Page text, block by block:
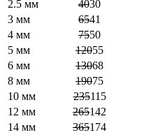
2.5 мм
4030
3 мм
6541
4 мм
7550
5 мм
12055
6 мм
13068
8 мм
19075
10 мм
235115
12 мм
265142
14 мм
365174